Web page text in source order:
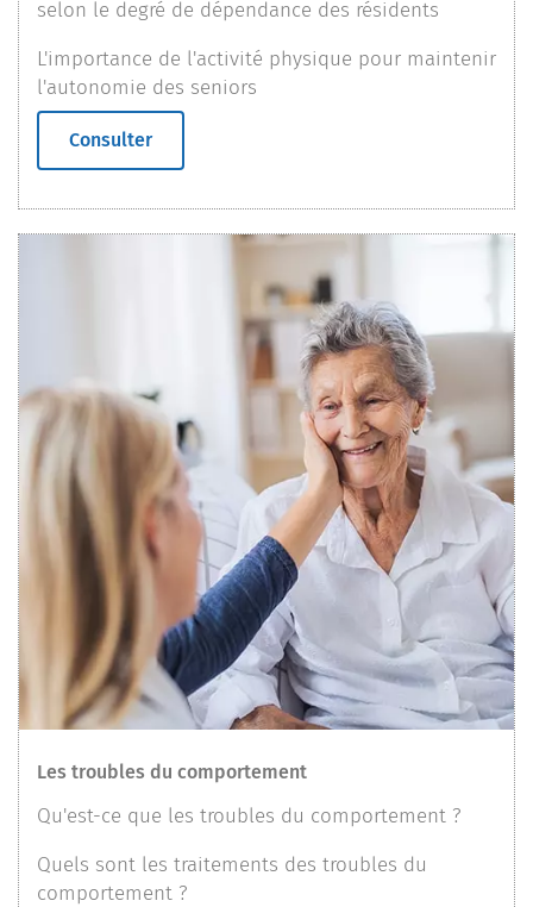
selon le degré de dépendance des résidents
L'importance de l'activité physique pour maintenir
l'autonomie des seniors
Consulter
Les troubles du comportement
Qu'est-ce que les troubles du comportement ?
Quels sont les traitements des troubles du
comportement ?